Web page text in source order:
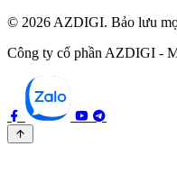
© 2026 AZDIGI. Bảo lưu
Công ty cổ phần AZDIGI -